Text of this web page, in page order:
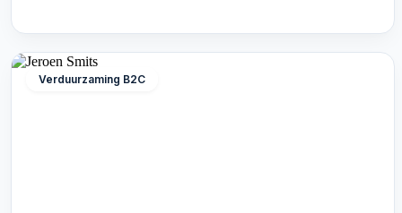
Verduurzaming B2C